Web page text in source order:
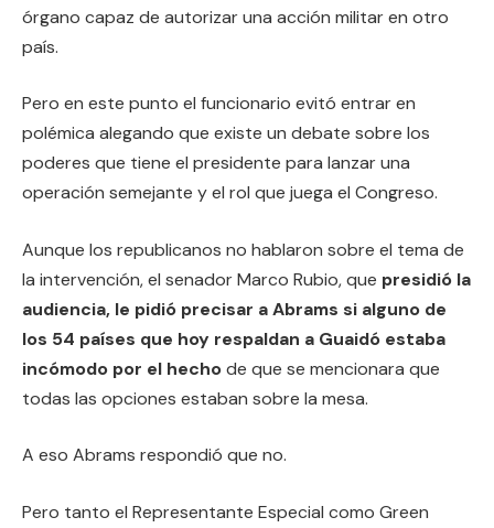
órgano capaz de autorizar una acción militar en otro
país.
Pero en este punto el funcionario evitó entrar en
polémica alegando que existe un debate sobre los
poderes que tiene el presidente para lanzar una
operación semejante y el rol que juega el Congreso.
Aunque los republicanos no hablaron sobre el tema de
la intervención, el senador Marco Rubio, que presidió la
audiencia, le pidió precisar a Abrams si alguno de
los 54 países que hoy respaldan a Guaidó estaba
incómodo por el hechode que se mencionara que
todas las opciones estaban sobre la mesa.
A eso Abrams respondió que no.
Pero tanto el Representante Especial como Green